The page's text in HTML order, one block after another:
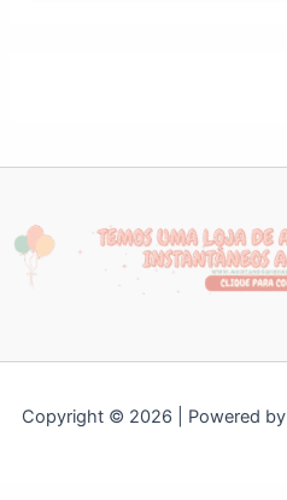
Copyright © 2026 | Powered by